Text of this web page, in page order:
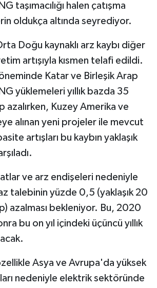
taşımacılığı halen çatışma
oldukça altında seyrediyor.
Doğu kaynaklı arz kaybı diğer
artışıyla kısmen telafi edildi.
Katar ve Birleşik Arap
yüklemeleri yıllık bazda 35
azalırken, Kuzey Amerika ve
alınan yeni projeler ile mevcut
artışları bu kaybın yaklaşık
ve arz endişeleri nedeniyle
talebinin yüzde 0,5 (yaklaşık 20
azalması bekleniyor. Bu, 2020
bu on yıl içindeki üçüncü yıllık
Asya ve Avrupa'da yüksek
nedeniyle elektrik sektöründe